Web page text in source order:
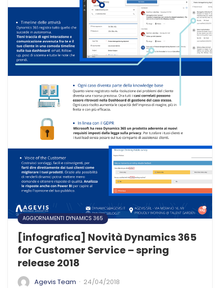
AGGIORNAMENTI DYNAMICS 365
[infografica] Novità Dynamics 365
for Customer Service – spring
release 2018
Agevis Team · 24/04/2018